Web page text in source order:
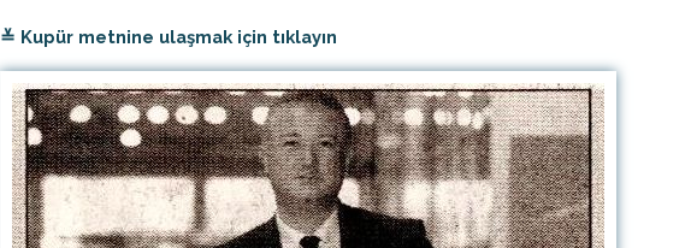
İletişim Bilgileri
Sabiha Gökçen Kimdir?
Malaysia Airports Holdings Berhad
Konferans Salonu
İhale Duyuruları
≚ Kupür metnine ulaşmak için tıklayın